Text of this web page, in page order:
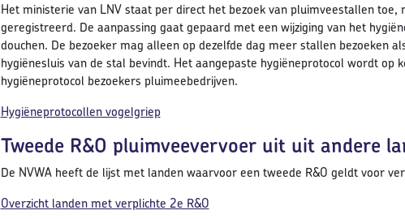
Het ministerie van LNV staat per direct het bezoek van pluimveestallen
geregistreerd. De aanpassing gaat gepaard met een wijziging van het
douchen. De bezoeker mag alleen op dezelfde dag meer stallen bezoeken
hygiënesluis van de stal bevindt. Het aangepaste hygiëneprotocol wordt
hygiëneprotocol bezoekers pluimeebedrijven.
Hygiëneprotocollen vogelgriep
Tweede R&O pluimveevervoer uit uit andere
De NVWA heeft de lijst met landen waarvoor een tweede R&O geldt voor
Overzicht landen met verplichte 2e R&O